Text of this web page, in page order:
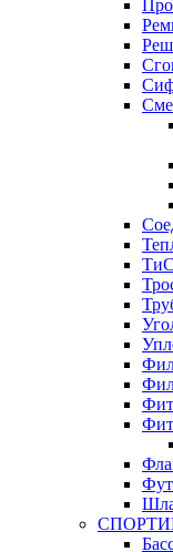
ТиС